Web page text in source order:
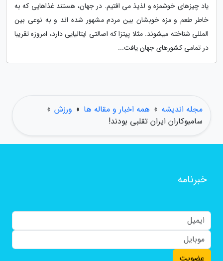
یاد چیزهای خوشمزه و لذیذ می افتیم. در جهان، هستند غذاهایی که به
خاطر طعم و مزه خوبشان بین مردم مشهور شده اند و به نوعی بین
المللی شناخته میشوند. مثلا پیتزا که اصالتی ایتالیایی دارد، امروزه تقریبا
در تمامی کشورهای جهان یافت...
مجله اندیشه » همه اخبار و مقاله ها » ورزش »
سامبوکاران ایران تقلبی بودند!
خبرنامه
عضویت